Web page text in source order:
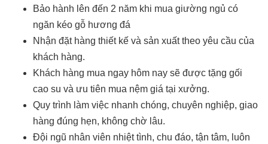
Bảo hành lên đến 2 năm khi mua giường ngủ có
ngăn kéo gỗ hương đá
Nhận đặt hàng thiết kế và sản xuất theo yêu cầu của
khách hàng.
Khách hàng mua ngay hôm nay sẽ được tặng gối
cao su và ưu tiên mua nệm giá tại xưởng.
Quy trình làm việc nhanh chóng, chuyên nghiệp, giao
hàng đúng hẹn, không chờ lâu.
Đội ngũ nhân viên nhiệt tình, chu đáo, tận tâm, luôn